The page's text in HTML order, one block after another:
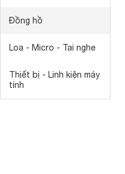
Đồng hồ
Loa - Micro - Tai nghe
Thiết bị - Linh kiện máy
tính